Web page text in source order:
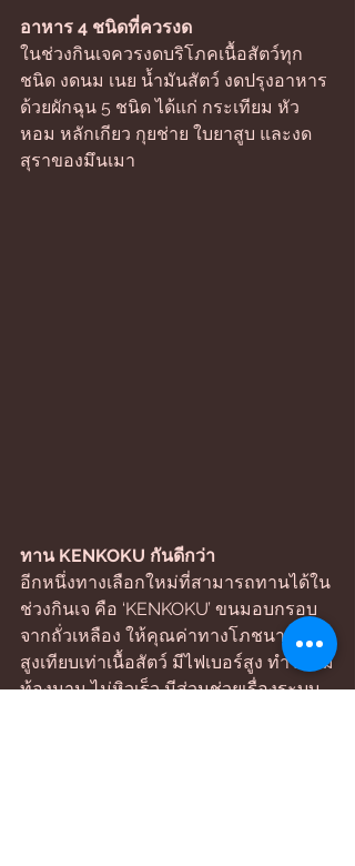
อาหาร 4 ชนิดที่ควรงด
ในช่วงกินเจควรงดบริโภคเนื้อสัตว์ทุก
ชนิด งดนม เนย น้ำมันสัตว์ งดปรุงอาหาร
ด้วยผักฉุน 5 ชนิด ได้แก่ กระเทียม หัว
หอม หลักเกียว กุยช่าย ใบยาสูบ และงด
สุราของมึนเมา
ทาน KENKOKU กันดีกว่า
อีกหนึ่งทางเลือกใหม่ที่สามารถทานได้ใน
ช่วงกินเจ คือ ‘KENKOKU’ ขนมอบกรอบ
จากถั่วเหลือง ให้คุณค่าทางโภชนาการ
สูงเทียบเท่าเนื้อสัตว์ มีไฟเบอร์สูง ทำให้อิ่ม
ท้องนาน ไม่หิวเร็ว มีส่วนช่วยเรื่องระบบ